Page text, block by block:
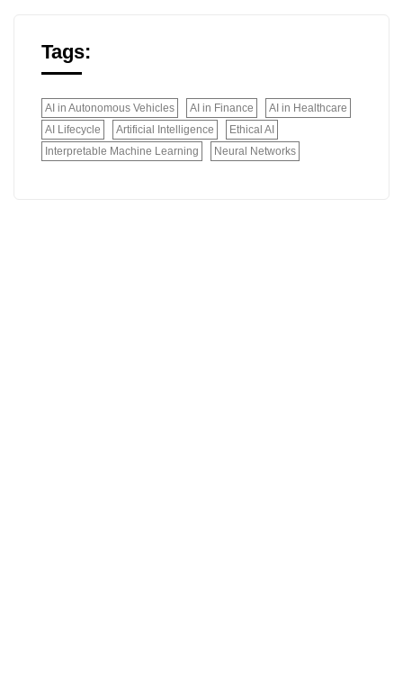
Tags:
AI in Autonomous Vehicles AI in Finance
AI in Healthcare
AI Lifecycle
Artificial Intelligence
Ethical AI
Interpretable Machine Learning
Neural Networks